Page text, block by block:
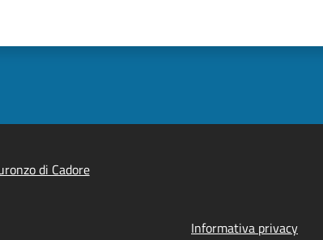
di Cadore
Informativa privacy